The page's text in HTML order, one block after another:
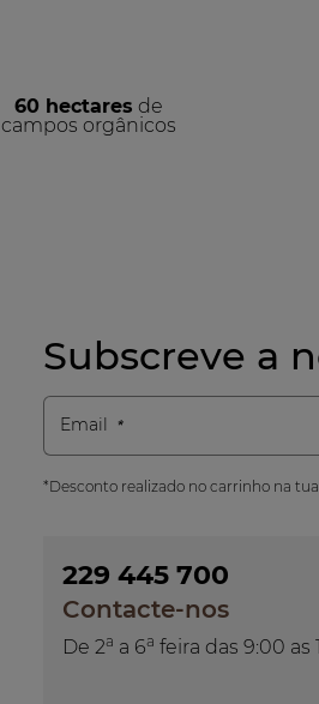
60 hectares de
campos orgânicos
Subscreve a
Email
*Desconto realizado no carrinho na
229 445 700
Contacte-nos
De 2a a 6a feira das 9:00 as